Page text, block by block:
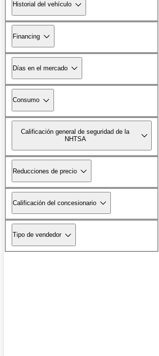
Historial del vehículo
Financing
Días en el mercado
Consumo
Calificación general de seguridad de la
NHTSA
Reducciones de precio
Calificación del concesionario
Tipo de vendedor